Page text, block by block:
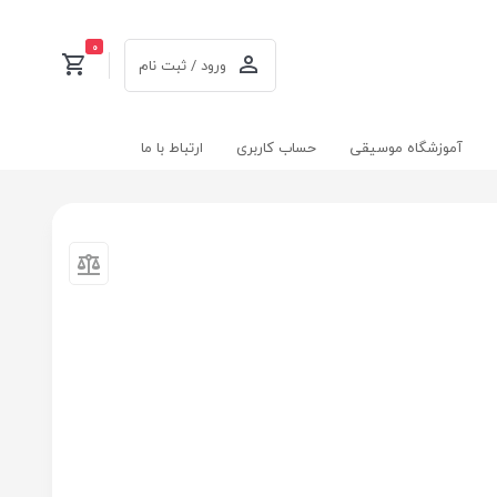
ورود / ثبت نام
0
آموزشگاه موسیقی حساب کاربری ارتباط با ما